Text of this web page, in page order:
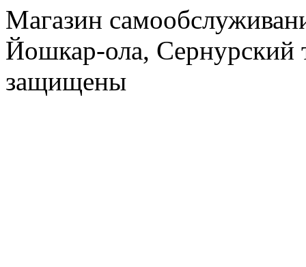
Магазин
Йошкар-ола, Сернурский
защищены